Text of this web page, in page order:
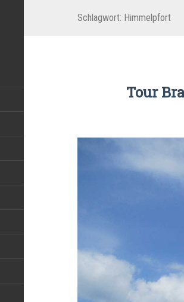
Schlagwort: Himmelpfort
Tour